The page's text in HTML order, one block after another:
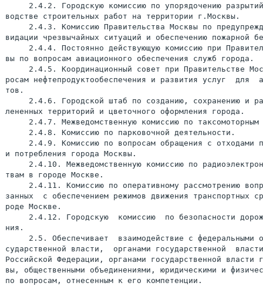
2.4.2. Городскую комиссию по упорядочению
водстве строительных работ на территории г.Москвы.
2.4.3. Комиссию Правительства Москвы по
видации чрезвычайных ситуаций и обеспечению пожарной
2.4.4. Постоянно действующую комиссию при
вы по вопросам авиационного обеспечения служб города.
2.4.5. Координационный совет при Правительстве
росам нефтепродуктообеспечения и развития услуг  для
тов.
2.4.6. Городской штаб по созданию, сохранению и
лененных территорий и цветочного оформления города.
2.4.7. Межведомственную комиссию по таксомоторным
     2.4.8. Комиссию по парковочной деятельности.
2.4.9. Комиссию по вопросам обращения с отходами
и потребления города Москвы.
2.4.10. Межведомственную комиссию по
твам в городе Москве.
2.4.11. Комиссию по оперативному рассмотрению
занных  с обеспечением режимов движения транспортных
роде Москве.
2.4.12. Городскую  комиссию  по безопасности
ния.
2.5. Обеспечивает  взаимодействие с федеральными
сударственной власти,  органами государственной
Российской Федерации, органами государственной власти
вы, общественными объединениями, юридическими и
по вопросам, отнесенным к его компетенции.